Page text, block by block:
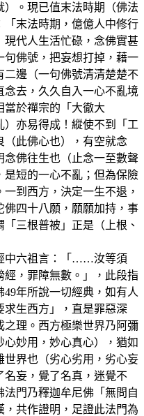
。現已值末法時期（佛法
「末法時期，億億人中修行
現代人生活忙碌，念佛實甚
佛號，把妄想打掉，藉一
邊（一句佛號清清楚楚不
去，久久自入一心不亂境
當於禪宗的「大徹大
亦易得成！縱使不到「工
（此佛心也），有空就念
佛往生也（止念一至數聲
是短的一心不亂；但為保險
到西方，決定一生不退，
四十八願，願願加持，事
三根普被」正是（上根、
中六祖言：「……汝等須
，罪障無數。」，此段指
年所說一切經典，如有人
求生西方」，直是罪惡深
之理。西方極樂世界乃阿彌
心妙用，妙心真心），猶如
世界也（劣心劣用，劣心妄
名妄，覺了名真，迷覺不
門乃釋迦牟尼佛「無問自
共作證明，足證此法門為